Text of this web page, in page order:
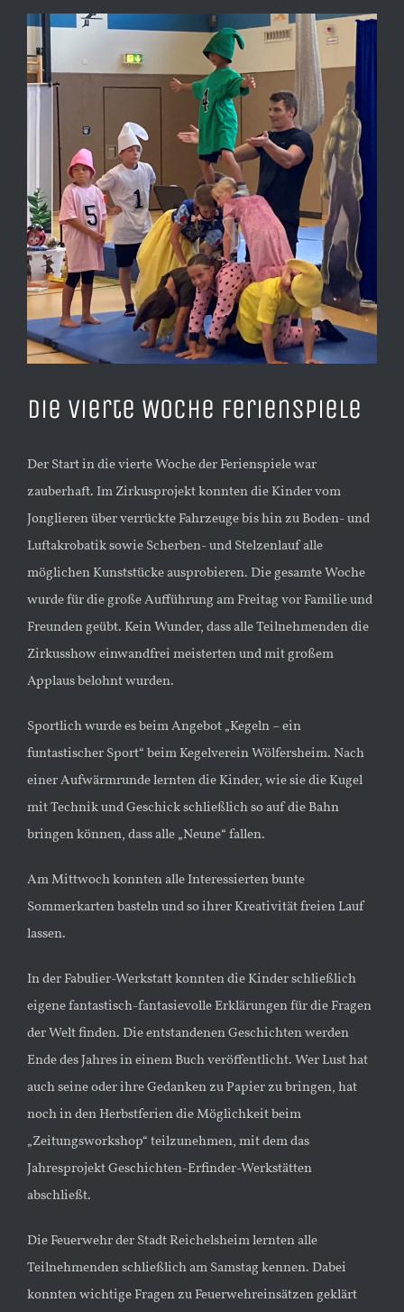
View
Larger
Image
Die vierte Woche Ferienspiele
Der Start in die vierte Woche der Ferienspiele war
zauberhaft. Im Zirkusprojekt konnten die Kinder vom
Jonglieren über verrückte Fahrzeuge bis hin zu Boden- und
Luftakrobatik sowie Scherben- und Stelzenlauf alle
möglichen Kunststücke ausprobieren. Die gesamte Woche
wurde für die große Aufführung am Freitag vor Familie und
Freunden geübt. Kein Wunder, dass alle Teilnehmenden die
Zirkusshow einwandfrei meisterten und mit großem
Applaus belohnt wurden.
Sportlich wurde es beim Angebot „Kegeln – ein
funtastischer Sport“ beim Kegelverein Wölfersheim. Nach
einer Aufwärmrunde lernten die Kinder, wie sie die Kugel
mit Technik und Geschick schließlich so auf die Bahn
bringen können, dass alle „Neune“ fallen.
Am Mittwoch konnten alle Interessierten bunte
Sommerkarten basteln und so ihrer Kreativität freien Lauf
lassen.
In der Fabulier-Werkstatt konnten die Kinder schließlich
eigene fantastisch-fantasievolle Erklärungen für die Fragen
der Welt finden. Die entstandenen Geschichten werden
Ende des Jahres in einem Buch veröffentlicht. Wer Lust hat
auch seine oder ihre Gedanken zu Papier zu bringen, hat
noch in den Herbstferien die Möglichkeit beim
„Zeitungsworkshop“ teilzunehmen, mit dem das
Jahresprojekt Geschichten-Erfinder-Werkstätten
abschließt.
Die Feuerwehr der Stadt Reichelsheim lernten alle
Teilnehmenden schließlich am Samstag kennen. Dabei
konnten wichtige Fragen zu Feuerwehreinsätzen geklärt